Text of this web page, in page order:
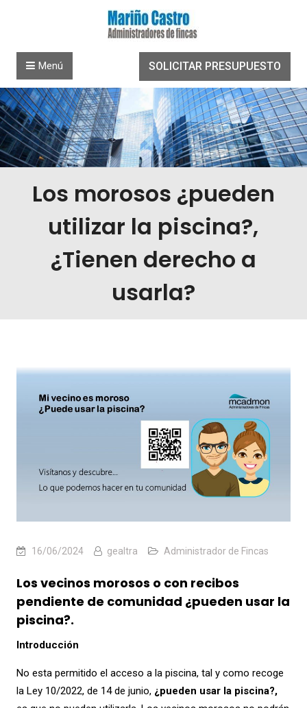
SOLICITAR PRESUPUESTO
Menú
Los morosos ¿pueden
utilizar la piscina?,
¿Tienen derecho a
usarla?
16/06/2024 gealtra Administrador de Fincas
Los vecinos morosos o con recibos
pendiente de comunidad ¿pueden usar la
piscina?.
Introducción
No esta permitido el acceso a la piscina, tal y como recoge
la Ley 10/2022, de 14 de junio, ¿pueden usar la piscina?,